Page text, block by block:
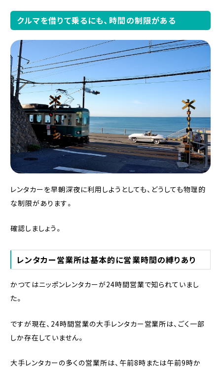
クルマを借りて乗るにも、時間の制限がある
レンタカーを早朝深夜に利用しようとしても、どうしても物理的
な制限があります。
確認しましょう。
レンタカー営業所は基本的に営業時間の縛りあり
かつてはニッポンレンタカーが24時間営業で知られていまし
た。
ですが現在、24時間営業の大手レンタカー営業所は、ごく一部
しか存在していません。
大手レンタカーの多くの営業所は、午前8時または午前9時か